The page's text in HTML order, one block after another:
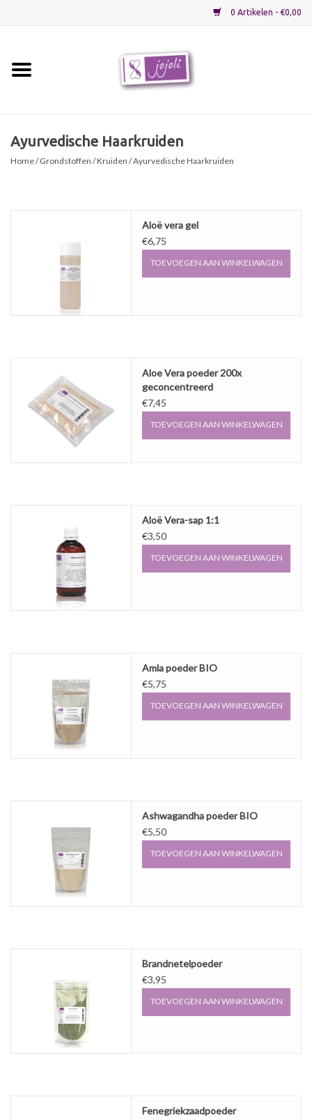
0 Artikelen - €0,00
Verpakkingen
Startpakketten
Cadeaubon
Zelf maken
Ayurvedische Haarkruiden
Home/Grondstoffen /Kruiden / Ayurvedische Haarkruiden
Aloë vera gel
€6,75
TOEVOEGEN AAN WINKELWAGEN
Aloe Vera poeder 200x
geconcentreerd
€7,45
TOEVOEGEN AAN WINKELWAGEN
Aloë Vera-sap 1:1
€3,50
TOEVOEGEN AAN WINKELWAGEN
Amla poeder BIO
€5,75
TOEVOEGEN AAN WINKELWAGEN
Ashwagandha poeder BIO
€5,50
TOEVOEGEN AAN WINKELWAGEN
Brandnetelpoeder
€3,95
TOEVOEGEN AAN WINKELWAGEN
Fenegriekzaadpoeder